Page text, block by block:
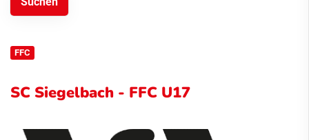
FFC
SC Siegelbach - FFC U17